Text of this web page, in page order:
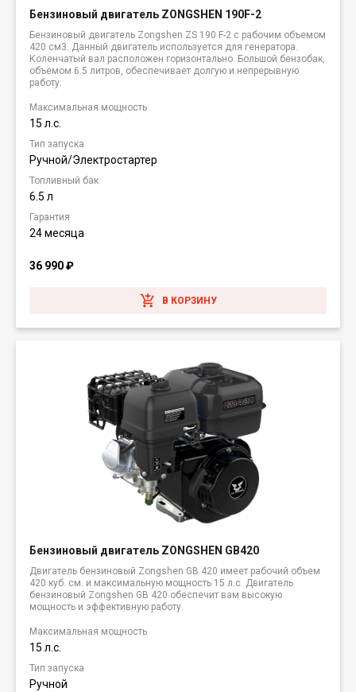
Бензиновый двигатель ZONGSHEN 190F-2
Бензиновый двигатель Zongshen ZS 190 F-2 с рабочим объемом
420 см3. Данный двигатель используется для генератора.
Коленчатый вал расположен горизонтально. Большой бензобак,
объёмом 6.5 литров, обеспечивает долгую и непрерывную
работу.
Максимальная мощность
15 л.с.
Тип запуска
Ручной/Электростартер
Топливный бак
6.5 л
Гарантия
24 месяца
36 990₽
В КОРЗИНУ
Бензиновый двигатель ZONGSHEN GB420
Двигатель бензиновый Zongshen GB 420 имеет рабочий объем
420 куб. см. и максимальную мощность 15 л.с. Двигатель
бензиновый Zongshen GB 420 обеспечит вам высокую
мощность и эффективную работу.
Максимальная мощность
15 л.с.
Тип запуска
Ручной